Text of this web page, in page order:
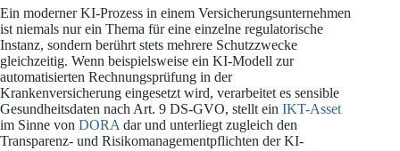
Ein moderner KI-Prozess in einem Versicherungsunternehmen
ist niemals nur ein Thema für eine einzelne regulatorische
Instanz, sondern berührt stets mehrere Schutzzwecke
gleichzeitig. Wenn beispielsweise ein KI-Modell zur
automatisierten Rechnungsprüfung in der
Krankenversicherung eingesetzt wird, verarbeitet es sensible
Gesundheitsdaten nach Art. 9 DS-GVO, stellt ein IKT-Asset
im Sinne von DORA dar und unterliegt zugleich den
Transparenz- und Risikomanagementpflichten der KI-